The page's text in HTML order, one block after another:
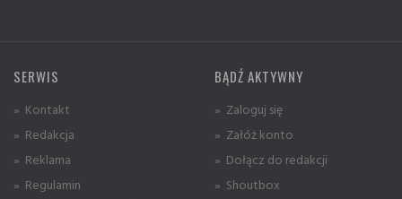
SERWIS
» Kontakt
» Redakcja
» Reklama
» Regulamin
BĄDŹ AKTYWNY
» Zaloguj się
» Załóż konto
» Dołącz do redakcji
» Shoutbox